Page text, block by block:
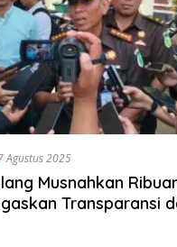
Agustus 2025
Musnahkan
Transparansi
Hukum